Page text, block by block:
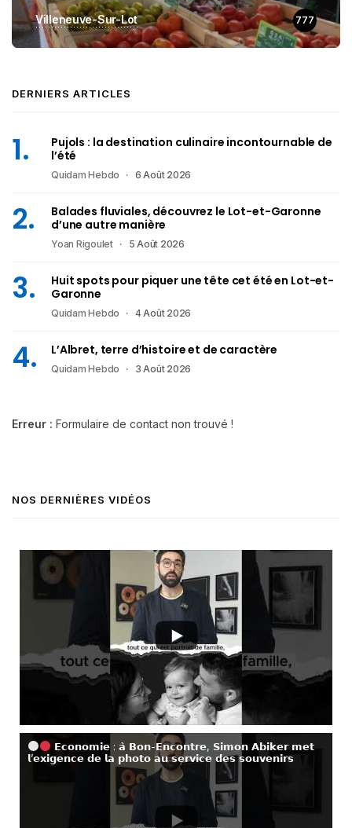
Villeneuve-Sur-Lot 777
DERNIERS ARTICLES
Pujols : la destination culinaire incontournable de
l’été
Quidam Hebdo 6 Août 2026
Balades fluviales, découvrez le Lot-et-Garonne
d’une autre manière
Yoan Rigoulet 5 Août 2026
Huit spots pour piquer une tête cet été en Lot-et-
Garonne
Quidam Hebdo 4 Août 2026
L’Albret, terre d’histoire et de caractère
Quidam Hebdo 3 Août 2026
Erreur : Formulaire de contact non trouvé !
NOS DERNIÈRES VIDÉOS
𝗘𝗰𝗼𝗻𝗼𝗺𝗶𝗲 : 𝗮̀ 𝗕𝗼𝗻-𝗘𝗻𝗰𝗼𝗻𝘁𝗿𝗲, 𝗦𝗶𝗺𝗼𝗻 𝗔𝗯𝗶𝗸𝗲𝗿 𝗺𝗲𝘁
𝗹’𝗲𝘅𝗶𝗴𝗲𝗻𝗰𝗲 𝗱𝗲 𝗹𝗮 𝗽𝗵𝗼𝘁𝗼 𝗮𝘂 𝘀𝗲𝗿𝘃𝗶𝗰𝗲 𝗱𝗲𝘀 𝘀𝗼𝘂𝘃𝗲𝗻𝗶𝗿𝘀